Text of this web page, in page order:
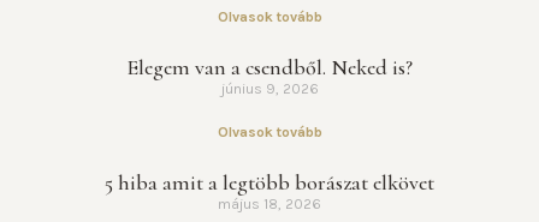
Olvasok tovább
Elegem van a csendből. Neked is?
június 9, 2026
Olvasok tovább
5 hiba amit a legtöbb borászat elkövet
május 18, 2026